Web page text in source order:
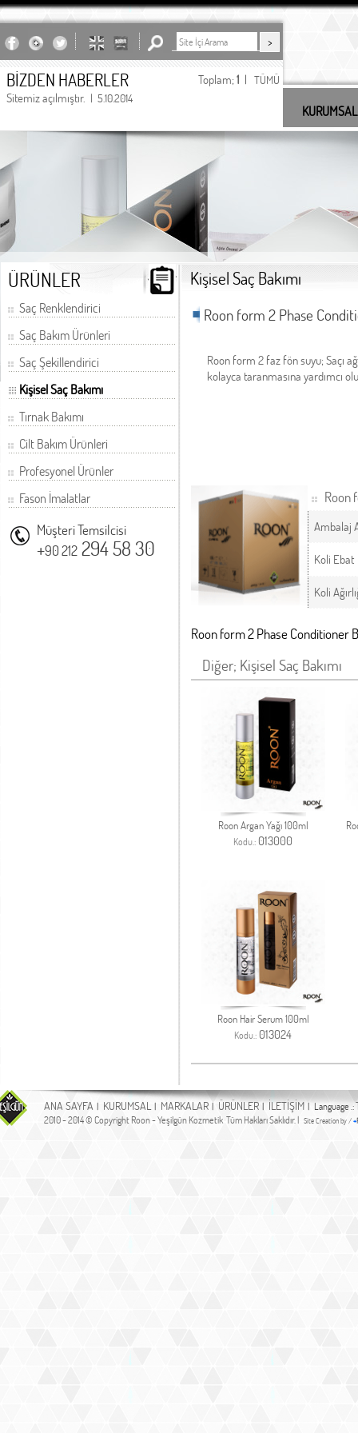
BİZDEN HABERLER
Sitemiz açılmıştır. | 5.10.2014
undefined
Toplam;1 | TÜMÜ
KURUMSAL
ÜRÜNLER Kişisel Saç Bakımı
Saç Renklendirici
Saç Bakım Ürünleri
Saç Şekillendirici
Kişisel Saç Bakımı
Tırnak Bakımı
Cilt Bakım Ürünleri
Profesyonel Ürünler
Fason İmalatlar
Müşteri Temsilcisi
+90 212 294 58 30
Roon form 2 Phase
Roon form 2 faz fön suyu; Saçı
kolayca taranmasına yardımcı
Roon
Ambalaj
Koli Ebat
Koli
Roon form 2 Phase
Diğer; Kişisel Saç Bakımı
Roon Argan Yağı 100ml
Kodu.: 013000
Roon Hair Serum 100ml
Kodu.: 013024
ANA SAYFA | KURUMSAL | MARKALAR | ÜRÜNLER | İLETİŞİM | Language .:
2010 - 2014 © Copyright Roon - Yeşilgün Kozmetik Tüm Hakları Saklıdır. | Site Creation by /+